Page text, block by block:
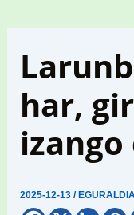
har,
izango
2025-12-13/